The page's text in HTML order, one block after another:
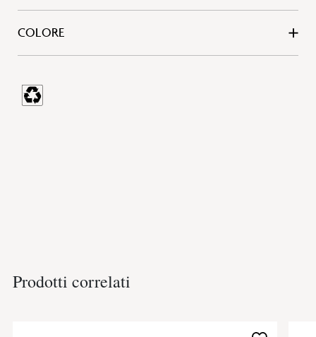
COLORE
Prodotti correlati